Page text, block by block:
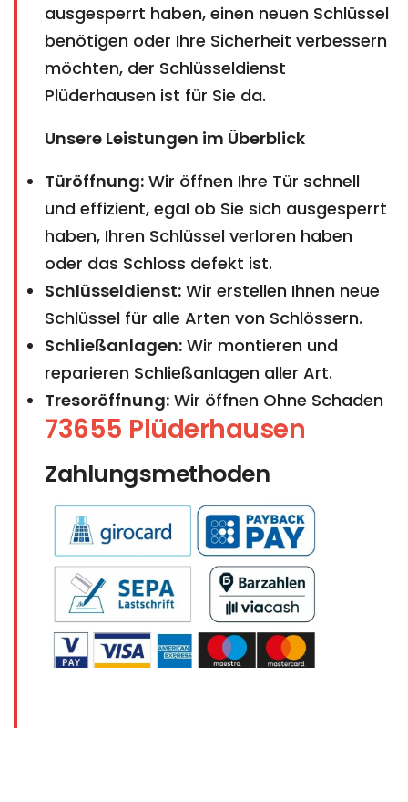
ausgesperrt haben, einen neuen Schlüssel
benötigen oder Ihre Sicherheit verbessern
möchten, der Schlüsseldienst
Plüderhausen ist für Sie da.
Unsere Leistungen im Überblick
Türöffnung: Wir öffnen Ihre Tür schnell
und effizient, egal ob Sie sich ausgesperrt
haben, Ihren Schlüssel verloren haben
oder das Schloss defekt ist.
Schlüsseldienst: Wir erstellen Ihnen neue
Schlüssel für alle Arten von Schlössern.
Schließanlagen: Wir montieren und
reparieren Schließanlagen aller Art.
Tresoröffnung: Wir öffnen Ohne Schaden
73655 Plüderhausen
Zahlungsmethoden